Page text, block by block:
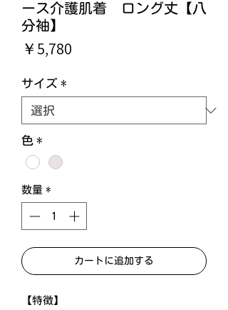
ース介護肌着 ロング丈【八
分袖】
￥5,780
サイズ *
色 *
数量 *
カートに追加する
【特徴】